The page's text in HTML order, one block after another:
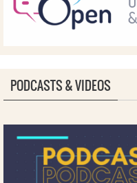
PODCASTS & VIDEOS